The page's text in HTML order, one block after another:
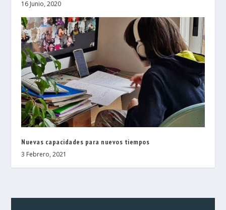
16 Junio, 2020
Nuevas capacidades para nuevos tiempos
3 Febrero, 2021